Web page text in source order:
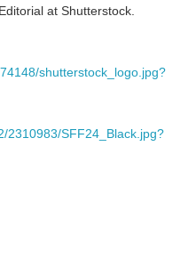
at Shutterstock.
shutterstock_logo.jpg?
2310983/SFF24_Black.jpg?